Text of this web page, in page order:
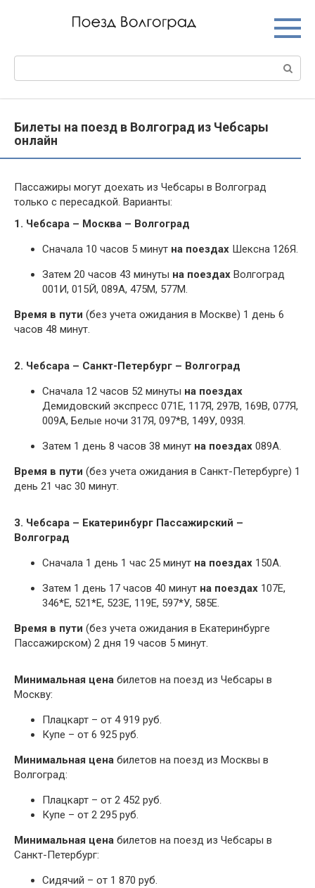
Билеты на поезд в Волгоград из Чебсары
онлайн
Пассажиры могут доехать из Чебсары в Волгоград
только с пересадкой. Варианты:
1. Чебсара – Москва – Волгоград
Сначала 10 часов 5 минут на поездах Шексна 126Я.
Затем 20 часов 43 минуты на поездах Волгоград
001И, 015Й, 089А, 475М, 577М.
Время в пути (без учета ожидания в Москве) 1 день 6
часов 48 минут.
2. Чебсара – Санкт-Петербург – Волгоград
Сначала 12 часов 52 минуты на поездах
Демидовский экспресс 071Е, 117Я, 297В, 169В, 077Я,
009А, Белые ночи 317Я, 097*В, 149У, 093Я.
Затем 1 день 8 часов 38 минут на поездах 089А.
Время в пути (без учета ожидания в Санкт-Петербурге) 1
день 21 час 30 минут.
3. Чебсара – Екатеринбург Пассажирский –
Волгоград
Сначала 1 день 1 час 25 минут на поездах 150А.
Затем 1 день 17 часов 40 минут на поездах 107Е,
346*Е, 521*Е, 523Е, 119Е, 597*У, 585Е.
Время в пути (без учета ожидания в Екатеринбурге
Пассажирском) 2 дня 19 часов 5 минут.
Минимальная цена билетов на поезд из Чебсары в
Москву:
Плацкарт – от 4 919 руб.
Купе – от 6 925 руб.
Минимальная цена билетов на поезд из Москвы в
Волгоград:
Плацкарт – от 2 452 руб.
Купе – от 2 295 руб.
Минимальная цена билетов на поезд из Чебсары в
Санкт-Петербург:
Сидячий – от 1 870 руб.